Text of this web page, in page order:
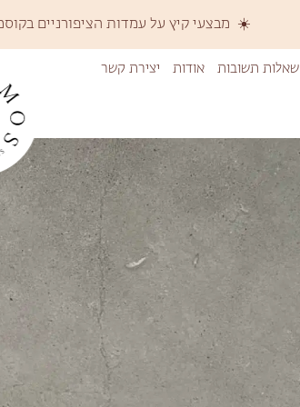
☀️ מבצעי קיץ על עמדות הציפורניים בקוסמוס ☀️
שאלות תשובות אודות יצירת קשר